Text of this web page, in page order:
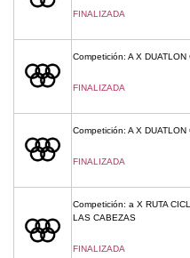
FINALIZADA
Competición: A X
FINALIZADA
Competición: A X
FINALIZADA
Competición: a X RUTA
LAS CABEZAS
FINALIZADA